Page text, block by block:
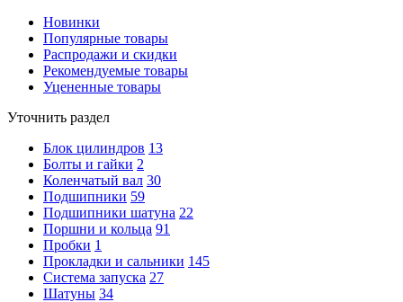
Новинки
Популярные товары
Распродажи и скидки
Рекомендуемые товары
Уцененные товары
Уточнить раздел
Блок цилиндров 13
Болты и гайки 2
Коленчатый вал 30
Подшипники 59
Подшипники шатуна 22
Поршни и кольца 91
Пробки 1
Прокладки и сальники 145
Система запуска 27
Шатуны 34